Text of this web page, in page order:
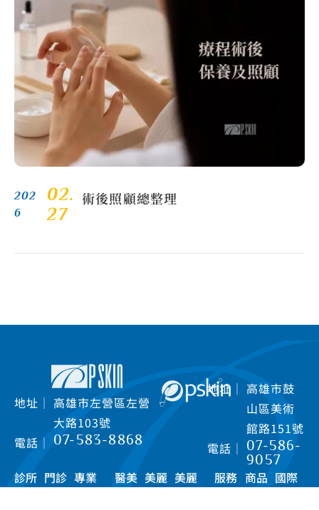
202
6
02.
27
術後照顧總整理
地址｜ 高雄市左營區左營
大路103號
電話｜ 07-583-8868
地址｜ 高雄市鼓
山區美術
館路151號
電話｜ 07-586-
9057
診所 門診 專業
醫美 美麗 美麗
服務 商品 國際